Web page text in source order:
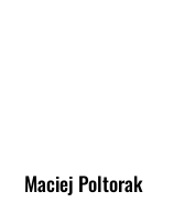
Maciej Poltorak